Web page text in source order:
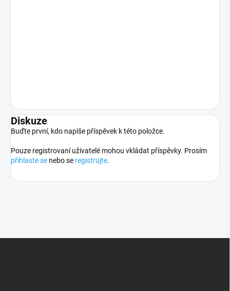
Diskuze
Buďte první, kdo napíše příspěvek k této položce.
Pouze registrovaní uživatelé mohou vkládat příspěvky. Prosím
přihlaste se nebo se registrujte.